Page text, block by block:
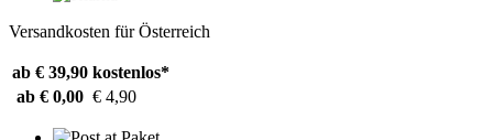
Versandkosten für Österreich
ab € 39,90 kostenlos*
ab € 0,00 € 4,90